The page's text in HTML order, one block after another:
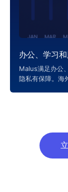
办公、学习
Malus满足办公
隐私有保障。海